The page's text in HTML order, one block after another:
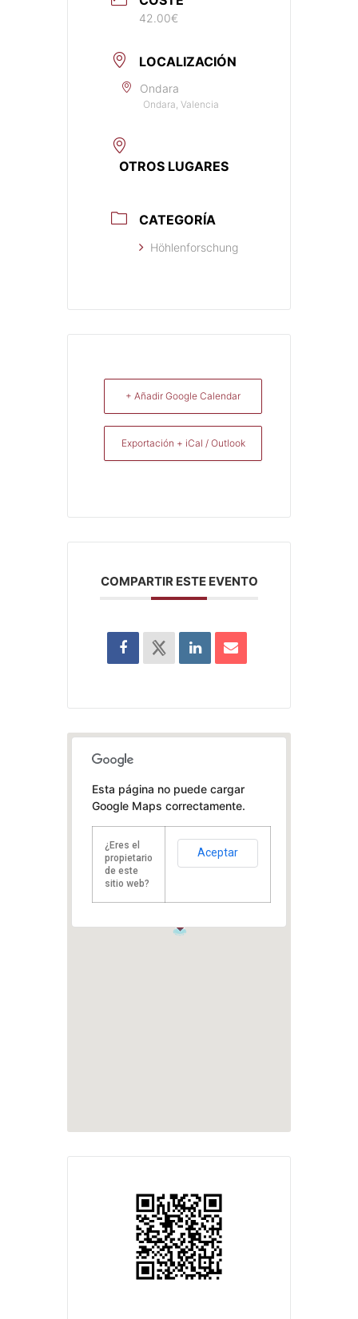
42.00€
LOCALIZACIÓN
Ondara
Ondara, Valencia
OTROS LUGARES
CATEGORÍA
Höhlenforschung
+ Añadir Google Calendar
Exportación + iCal / Outlook
COMPARTIR ESTE EVENTO
Esta página no puede cargar
Google Maps correctamente.
¿Eres el
propietario
de este
sitio web?
Aceptar